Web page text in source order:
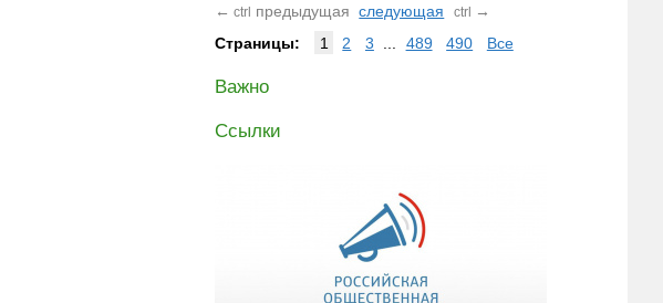
← ctrl предыдущая следующая ctrl →
Страницы:
1 2 3 489 490 Все
Важно
Ссылки